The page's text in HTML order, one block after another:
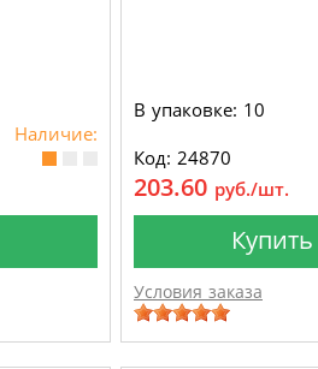
Наличие:
В упаковке: 10
Код: 24870
203.60 руб./шт.
Купить
Условия заказа